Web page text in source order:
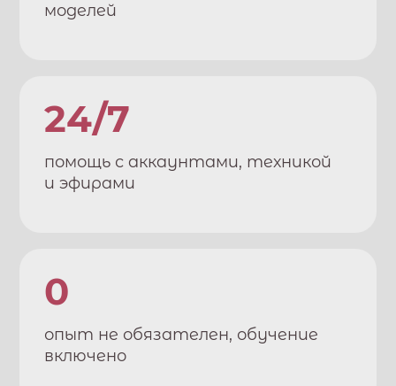
моделей
24/7
помощь с аккаунтами, техникой
и эфирами
0
опыт не обязателен, обучение
включено